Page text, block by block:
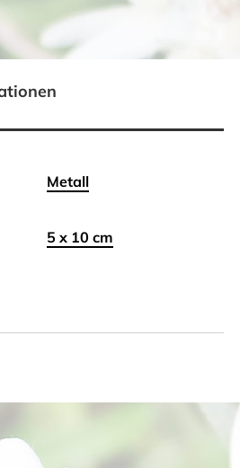
Metall
5 x 10 cm